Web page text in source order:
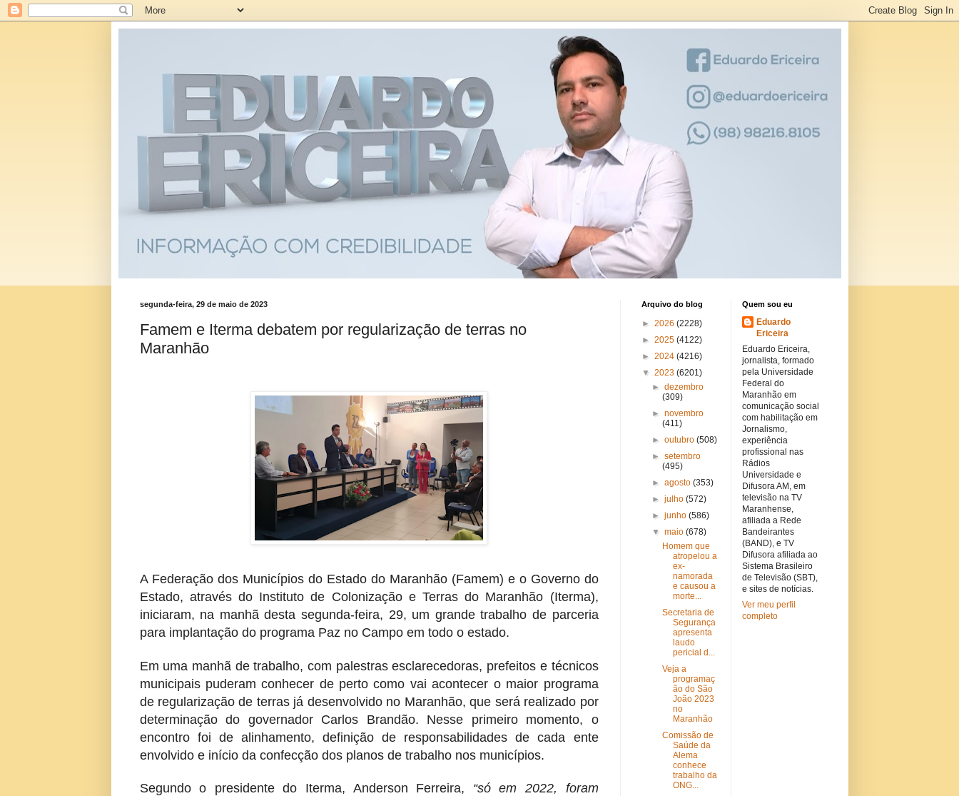
segunda-feira, 29 de maio de 2023
Famem e Iterma debatem por regularização de terras no
Maranhão
A Federação dos Municípios do Estado do Maranhão (Famem) e o Governo do
Estado, através do Instituto de Colonização e Terras do Maranhão (Iterma),
iniciaram, na manhã desta segunda-feira, 29, um grande trabalho de parceria
para implantação do programa Paz no Campo em todo o estado.
Em uma manhã de trabalho, com palestras esclarecedoras, prefeitos e técnicos
municipais puderam conhecer de perto como vai acontecer o maior programa
de regularização de terras já desenvolvido no Maranhão, que será realizado por
determinação do governador Carlos Brandão. Nesse primeiro momento, o
encontro foi de alinhamento, definição de responsabilidades de cada ente
envolvido e início da confecção dos planos de trabalho nos municípios.
Segundo o presidente do Iterma, Anderson Ferreira, “só em 2022, foram
Arquivo do blog
► 2026 (2228)
► 2025 (4122)
► 2024 (4216)
▼ 2023 (6201)
► dezembro
(309)
► novembro
(411)
► outubro (508)
► setembro
(495)
► agosto (353)
► julho (572)
► junho (586)
▼ maio (678)
Homem que
atropelou a
ex-
namorada
e causou a
morte...
Secretaria de
Segurança
apresenta
laudo
pericial d...
Veja a
programaç
ão do São
João 2023
no
Maranhão
Comissão de
Saúde da
Alema
conhece
trabalho da
ONG...
Quem sou eu
Eduardo
Ericeira
Eduardo Ericeira,
jornalista, formado
pela Universidade
Federal do
Maranhão em
comunicação social
com habilitação em
Jornalismo,
experiência
profissional nas
Rádios
Universidade e
Difusora AM, em
televisão na TV
Maranhense,
afiliada a Rede
Bandeirantes
(BAND), e TV
Difusora afiliada ao
Sistema Brasileiro
de Televisão (SBT),
e sites de notícias.
Ver meu perfil
completo